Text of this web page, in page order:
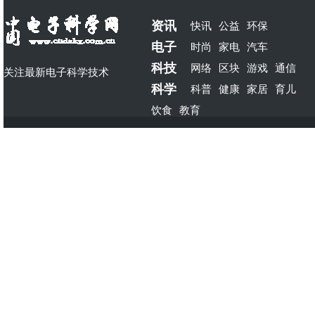
关注最新电子科学技术
资讯 快讯 公益 环保
电子 时尚 家电 汽车
科技 网络 区块 游戏 通信
科学 科普 健康 家居 育儿
饮食 教育